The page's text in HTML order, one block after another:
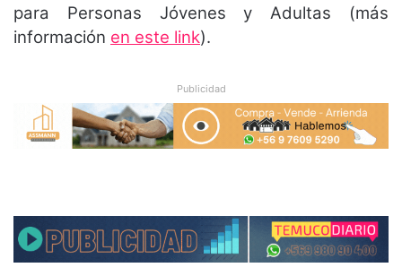
para Personas Jóvenes y Adultas (más
información en este link).
Publicidad